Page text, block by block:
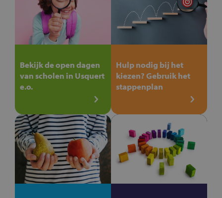
Bekijk de open dagen
van scholen in Usquert
e.o.
Hulp nodig bij het
kiezen? Gebruik het
stappenplan